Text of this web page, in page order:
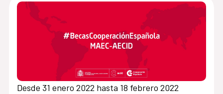
Desde 31 enero 2022 hasta 18 febrero 2022